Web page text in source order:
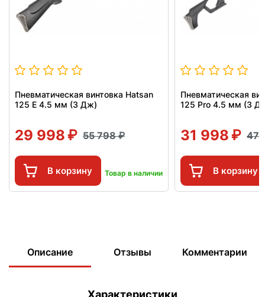
Пневматическая винтовка Hatsan
125 E 4.5 мм (3 Дж)
29 998 55 798
В корзину Товар в наличии
Пневматическая
125 Pro 4.5 мм (3
31 998 47
В корзину
Описание Отзывы Комментарии
Характеристики